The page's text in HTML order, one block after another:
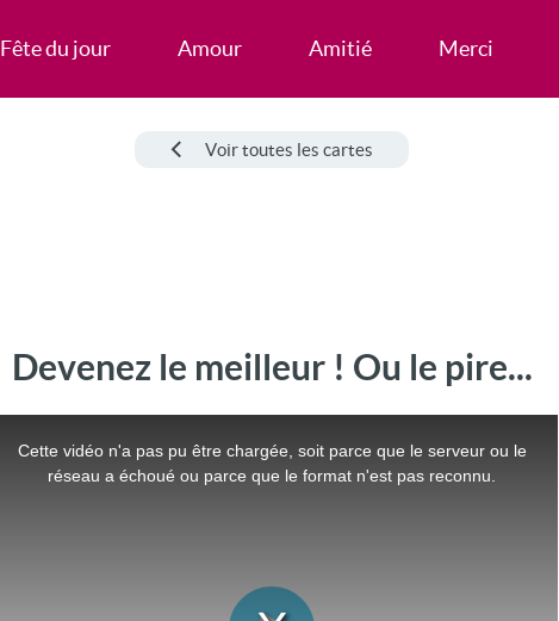
Fête du jour Amour Amitié Merci
Voir toutes les cartes
Devenez le meilleur ! Ou le pire...
Cette vidéo n'a pas pu être chargée, soit parce que le serveur ou le
réseau a échoué ou parce que le format n'est pas reconnu.